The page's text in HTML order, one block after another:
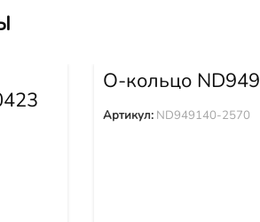
О-кольцо
2570
Артикул: ND949140-2570